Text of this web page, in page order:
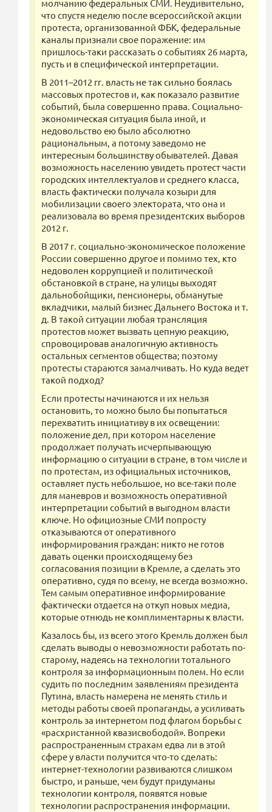
молчанию федеральных СМИ. Неудивительно,
что спустя неделю после всероссийской акции
протеста, организованной ФБК, федеральные
каналы признали свое поражение: им
пришлось-таки рассказать о событиях 26 марта,
пусть и в специфической интерпретации.
В 2011–2012 гг. власть не так сильно боялась
массовых протестов и, как показало развитие
событий, была совершенно права. Социально-
экономическая ситуация была иной, и
недовольство ею было абсолютно
рациональным, а потому заведомо не
интересным большинству обывателей. Давая
возможность населению увидеть протест части
городских интеллектуалов и среднего класса,
власть фактически получала козыри для
мобилизации своего электората, что она и
реализовала во время президентских выборов
2012 г.
В 2017 г. социально-экономическое положение
России совершенно другое и помимо тех, кто
недоволен коррупцией и политической
обстановкой в стране, на улицы выходят
дальнобойщики, пенсионеры, обманутые
вкладчики, малый бизнес Дальнего Востока и т.
д. В такой ситуации любая трансляция
протестов может вызвать цепную реакцию,
спровоцировав аналогичную активность
остальных сегментов общества; поэтому
протесты стараются замалчивать. Но куда ведет
такой подход?
Если протесты начинаются и их нельзя
остановить, то можно было бы попытаться
перехватить инициативу в их освещении:
положение дел, при котором население
продолжает получать исчерпывающую
информацию о ситуации в стране, в том числе и
по протестам, из официальных источников,
оставляет пусть небольшое, но все-таки поле
для маневров и возможность оперативной
интерпретации событий в выгодном власти
ключе. Но официозные СМИ попросту
отказываются от оперативного
информирования граждан: никто не готов
давать оценки происходящему без
согласования позиции в Кремле, а сделать это
оперативно, судя по всему, не всегда возможно.
Тем самым оперативное информирование
фактически отдается на откуп новых медиа,
которые отнюдь не комплиментарны к власти.
Казалось бы, из всего этого Кремль должен был
сделать выводы о невозможности работать по-
старому, надеясь на технологии тотального
контроля за информационным полем. Но если
судить по последним заявлениям президента
Путина, власть намерена не менять стиль и
методы работы своей пропаганды, а усиливать
контроль за интернетом под флагом борьбы с
«расхристанной квазисвободой». Вопреки
распространенным страхам едва ли в этой
сфере у власти получится что-то сделать:
интернет-технологии развиваются слишком
быстро, и раньше, чем будут придуманы
технологии контроля, появятся новые
технологии распространения информации.